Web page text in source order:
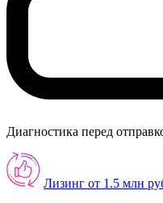
Диагностика перед
Лизинг от 1.5 млн